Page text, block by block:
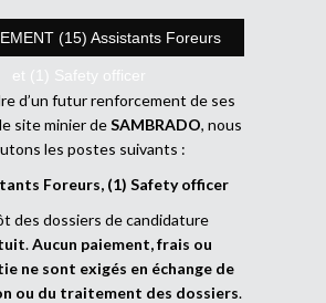
(15) Assistants Foreurs
et (1) Safety officer
d’un futur renforcement de ses
site minier deSAMBRADO, nous
les postes suivants :
Foreurs, (1) Safety officer
des dossiers de candidature
.Aucun paiement, frais ou
ne sont exigés en échange de
ou du traitement des dossiers.